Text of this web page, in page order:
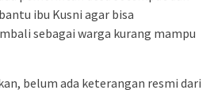
ibu Kusni agar bisa
sebagai warga kurang mampu
belum ada keterangan resmi dari